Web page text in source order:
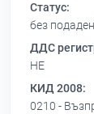
Статус:
без
ДДС
НЕ
КИД 2008:
0210 -